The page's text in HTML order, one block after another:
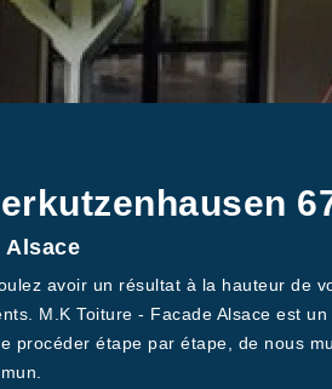
Alsace
avoir un résultat à la hauteur de
M.K Toiture - Facade Alsace est
procéder étape par étape, de nous